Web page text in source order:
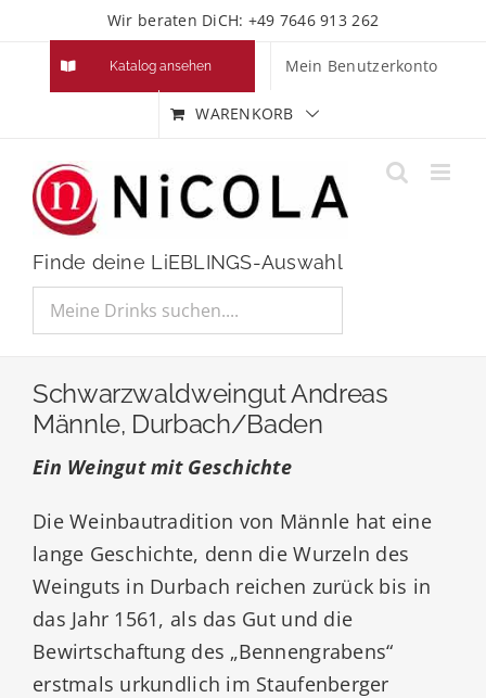
Inhalt
springen
Wir beraten DiCH: +49 7646 913 262
Katalog ansehen Mein Benutzerkonto
WARENKORB
Finde deine LiEBLINGS-Auswahl
Schwarzwaldweingut Andreas
Männle, Durbach/Baden
Ein Weingut mit Geschichte
Die Weinbautradition von Männle hat eine
lange Geschichte, denn die Wurzeln des
Weinguts in Durbach reichen zurück bis in
das Jahr 1561, als das Gut und die
Bewirtschaftung des „Bennengrabens“
erstmals urkundlich im Staufenberger